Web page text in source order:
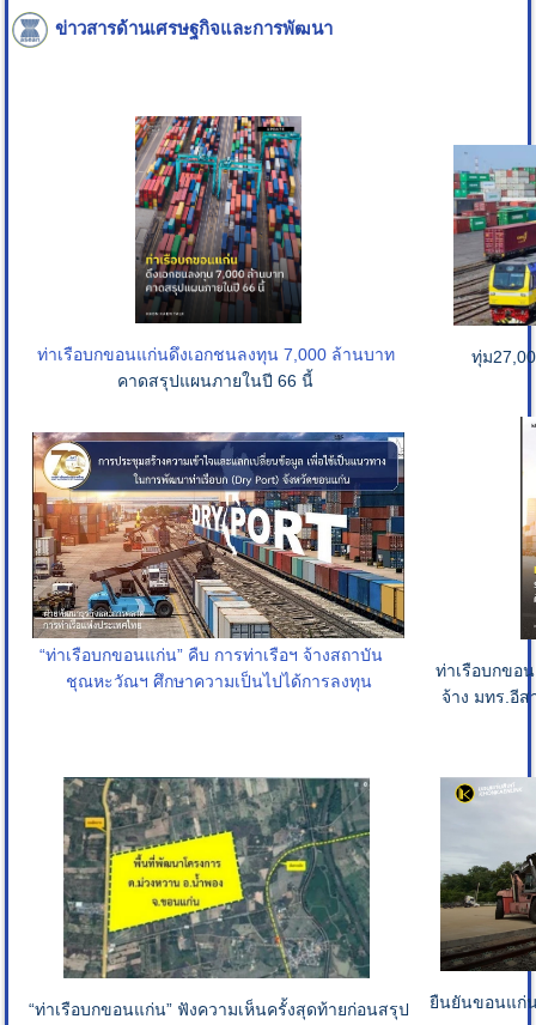
ข่าวสารด้านเศรษฐกิจและการพัฒนา
ท่าเรือบกขอนแก่นดึงเอกชนลงทุน 7,000 ล้านบาท
คาดสรุปแผนภายในปี 66 นี้
ทุ่ม
“ท่าเรือบกขอนแก่น” คืบ การท่าเรือฯ จ้างสถาบัน
ชุณหะวัณฯ ศึกษาความเป็นไปได้การลงทุน
ท่าเรือบกขอ
จ้าง มทร.อี
“ท่าเรือบกขอนแก่น” ฟังความเห็นครั้งสุดท้ายก่อนสรุป
ยืนยันขอนแก่